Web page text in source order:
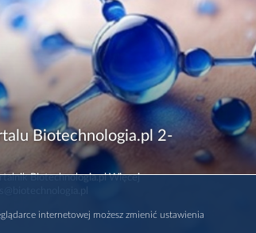
Biotechnologia.pl 2-
Biotechnologia.pl Więcej
internetowej możesz zmienić ustawienia